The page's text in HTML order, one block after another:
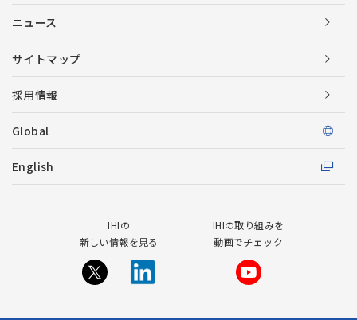
ニュース
サイトマップ
採用情報
Global
English
IHIの
新しい情報を見る
IHIの取り組みを
動画でチェック